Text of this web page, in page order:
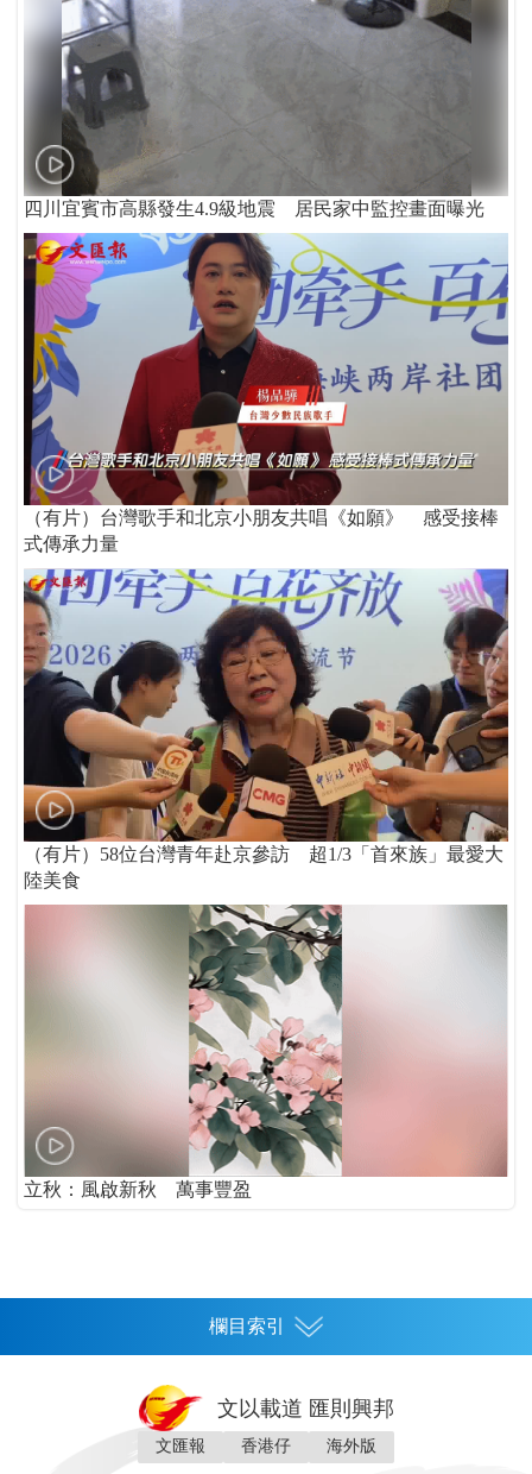
四川宜賓市高縣發生4.9級地震 居民家中監控畫面曝光
（有片）台灣歌手和北京小朋友共唱《如願》 感受接棒
式傳承力量
（有片）58位台灣青年赴京參訪 超1/3「首來族」最愛大
陸美食
立秋：風啟新秋 萬事豐盈
欄目索引
文以載道 匯則興邦
文匯報 香港仔 海外版